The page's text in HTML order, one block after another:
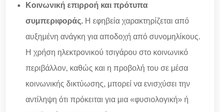
Κοινωνική επιρροή και πρότυπα
συμπεριφοράς. Η εφηβεία χαρακτηρίζεται από
αυξημένη ανάγκη για αποδοχή από συνομηλίκους.
Η χρήση ηλεκτρονικού τσιγάρου στο κοινωνικό
περιβάλλον, καθώς και η προβολή του σε μέσα
κοινωνικής δικτύωσης, μπορεί να ενισχύσει την
αντίληψη ότι πρόκειται για μια «φυσιολογική» ή